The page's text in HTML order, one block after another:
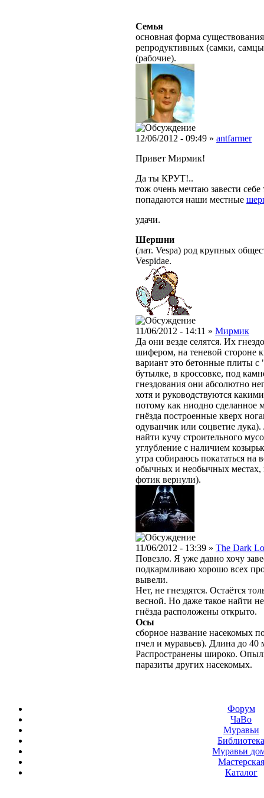
Семья
основная форма
репродуктивных (самки,
(рабочие).
12/06/2012 - 09:49 » antfarmer
Привет Мирмик!
Да ты КРУТ!..
тож очень мечтаю завести
попадаются наши местные
удачи.
Шершни
(лат. Vespa) род крупных
Vespidae.
11/06/2012 - 14:11 » Мирмик
Да они везде селятся. Их
шифером, на теневой стороне
вариант это бетонные плиты
бутылке, в кроссовке, под
гнездования они абсолютно
хотя и руководствуются
потому как ниодно сделанное
гнёзда построенные кверх
одуванчик или соцветие
найти кучу строительного
углубление с наличием
утра собираюсь покататься на
обычных и необычных местах,
фотик вернули).
11/06/2012 - 13:39 » The Dark
Повезло. Я уже давно хочу
подкармливаю хорошо всех
вывели.
Нет, не гнездятся. Остаётся
весной. Но даже такое найти
гнёзда расположены открыто.
Осы
сборное название насекомых
пчел и муравьев). Длина до
Распространены широко.
паразиты других насекомых.
Форум
ЧаВо
Муравьи
Муравьи
Мастерская
Каталог